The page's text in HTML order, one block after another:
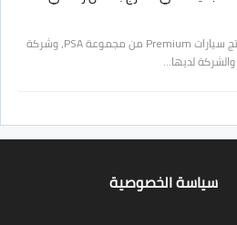
شركة دي اس هي الشركة التي تُنتج سيارات Premium من مجموعة PSA، وشركة
سياسة الخصوصية